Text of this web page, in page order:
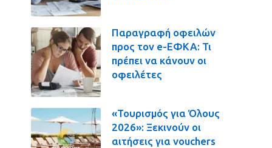
Παραγραφή οφειλών
προς τον e-ΕΦΚΑ: Τι
πρέπει να κάνουν οι
οφειλέτες
«Τουρισμός για Όλους
2026»: Ξεκινούν οι
αιτήσεις για vouchers